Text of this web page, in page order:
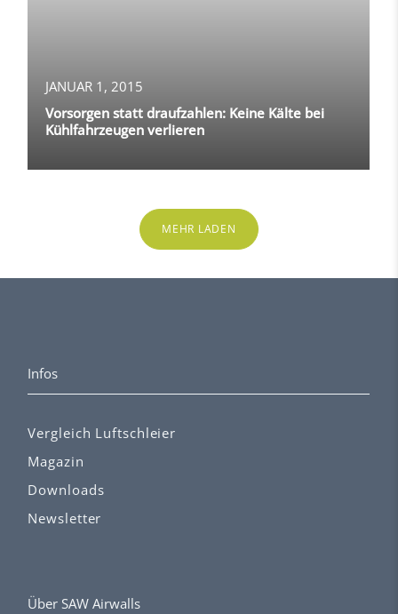
JANUAR 1, 2015
Vorsorgen statt draufzahlen: Keine Kälte bei
Kühlfahrzeugen verlieren
MEHR LADEN
Infos
Vergleich Luftschleier
Magazin
Downloads
Newsletter
Über SAW Airwalls